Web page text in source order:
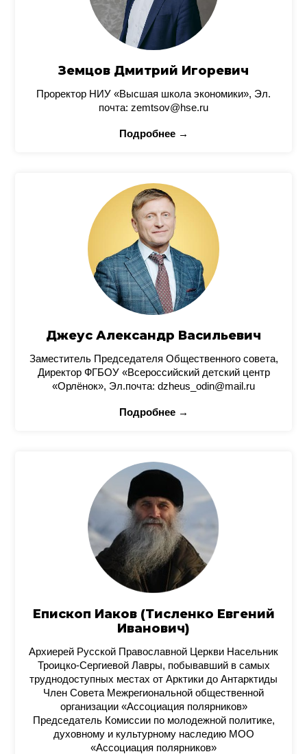
Земцов Дмитрий Игоревич
Проректор НИУ «Высшая школа экономики», Эл.
почта: zemtsov@hse.ru
Подробнее →
Джеус Александр Васильевич
Заместитель Председателя Общественного совета,
Директор ФГБОУ «Всероссийский детский центр
«Орлёнок», Эл.почта: dzheus_odin@mail.ru
Подробнее →
Епископ Иаков (Тисленко Евгений
Иванович)
Архиерей Русской Православной Церкви Насельник
Троицко-Сергиевой Лавры, побывавший в самых
труднодоступных местах от Арктики до Антарктиды
Член Совета Межрегиональной общественной
организации «Ассоциация полярников»
Председатель Комиссии по молодежной политике,
духовному и культурному наследию МОО
«Ассоциация полярников»